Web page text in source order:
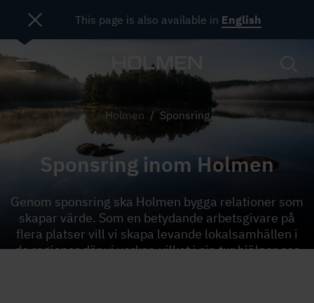
Holmen / Sponsring
Sponsring inom Holmen
Genom sponsring ska Holmen bygga relationer som
skapar värde. Som en betydande arbetsgivare på
flera platser vill vi skapa levande lokalsamhällen i
de regioner där vi verkar, vilket i sin tur hjälper oss
This page is also available in English